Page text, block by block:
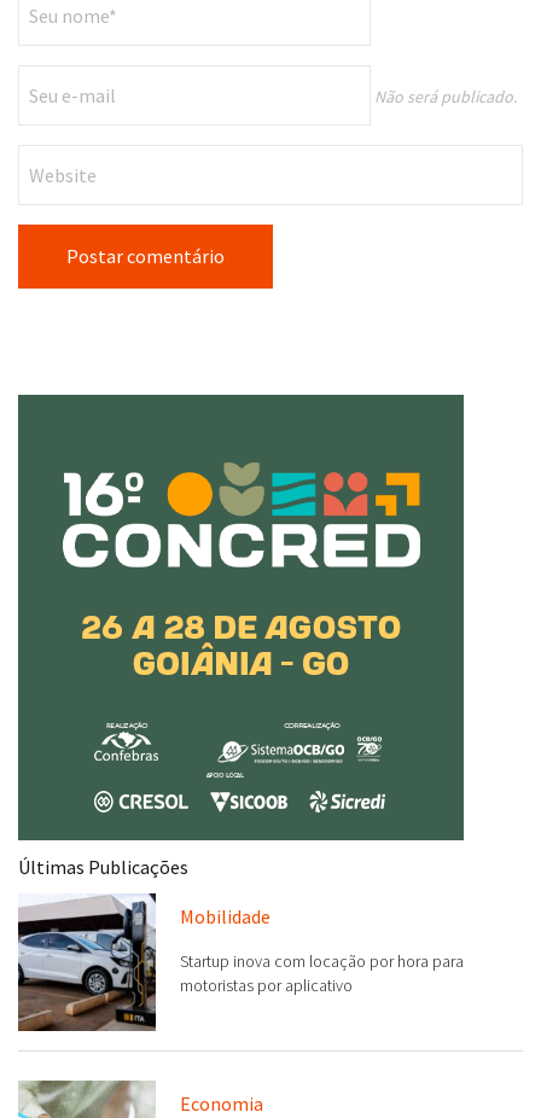
Não será publicado.
Últimas Publicações
Mobilidade
Startup inova com locação por hora para
motoristas por aplicativo
Economia